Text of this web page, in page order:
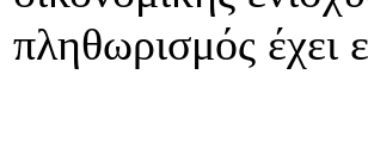
πληθωρισμός έχει